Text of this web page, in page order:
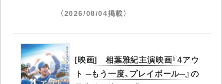
（2026/08/04掲載）
[映画] 相葉雅紀主演映画『4アウ
ト ─もう一度、プレイボール─』の